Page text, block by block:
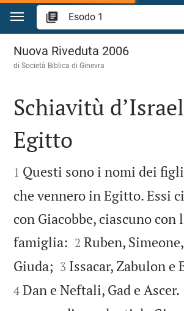
Vai al contenuto
Esodo 1
Nuova Riveduta 2006
di Società Biblica di Ginevra

Schiavitù
Egitto

1 Questi sono i nomi dei figli
che vennero in Egitto. Essi
con Giacobbe, ciascuno con
famiglia: 

2 Ruben,
Giuda; 

3 Issacar, Zabulon e
4 Dan e Neftali, Gad e Ascer.